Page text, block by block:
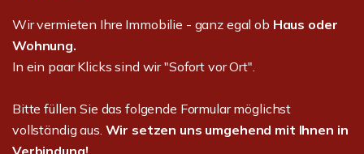
Wir vermieten Ihre Immobilie - ganz egal ob Haus oder
Wohnung.
In ein paar Klicks sind wir "Sofort vor Ort".
Bitte füllen Sie das folgende Formular möglichst
vollständig aus. Wir setzen uns umgehend mit Ihnen in
Verbindung!